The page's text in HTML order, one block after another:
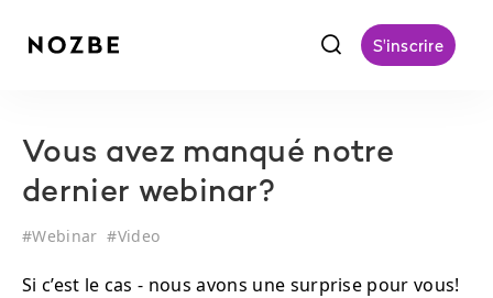
f S'inscrire
Vous avez manqué notre
dernier webinar?
#Webinar #Video
Si c’est le cas - nous avons une surprise pour vous!